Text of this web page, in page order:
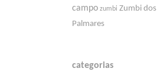
campo zumbi Zumbi dos
Palmares
categorias